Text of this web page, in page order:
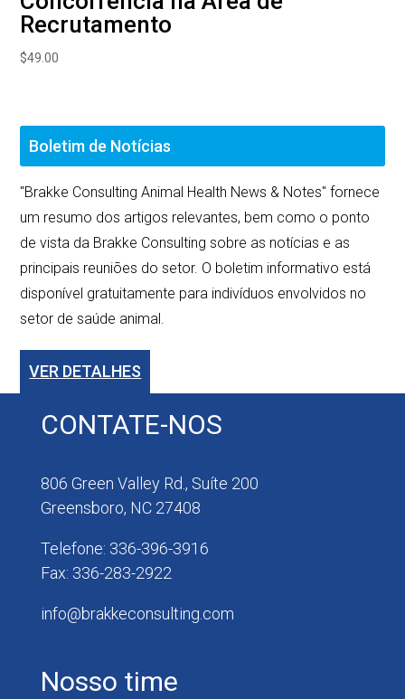
Recrutamento
$49.00
Boletim de Notícias
"Brakke Consulting Animal Health News & Notes" fornece
um resumo dos artigos relevantes, bem como o ponto
de vista da Brakke Consulting sobre as notícias e as
principais reuniões do setor. O boletim informativo está
disponível gratuitamente para indivíduos envolvidos no
setor de saúde animal.
VER DETALHES
CONTATE-NOS
806 Green Valley Rd., Suíte 200
Greensboro, NC 27408
Telefone: 336-396-3916
Fax: 336-283-2922
info@brakkeconsulting.com
Nosso time